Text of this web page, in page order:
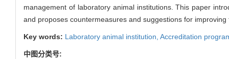
management of laboratory animal institutions. This paper
and proposes countermeasures and suggestions for
Key words: Laboratory animal institution, Accreditation
中图分类号: